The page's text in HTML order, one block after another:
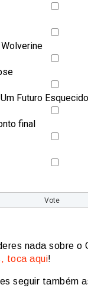
Futuro Esquecido
final
nada sobre o
toca aqui!
seguir também